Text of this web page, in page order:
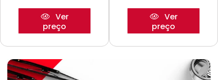
Ver
preço
Ver
preço